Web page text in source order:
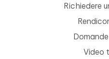
Richiedere
Video